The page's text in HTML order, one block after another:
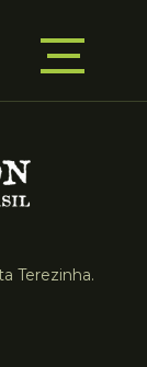
Terezinha.